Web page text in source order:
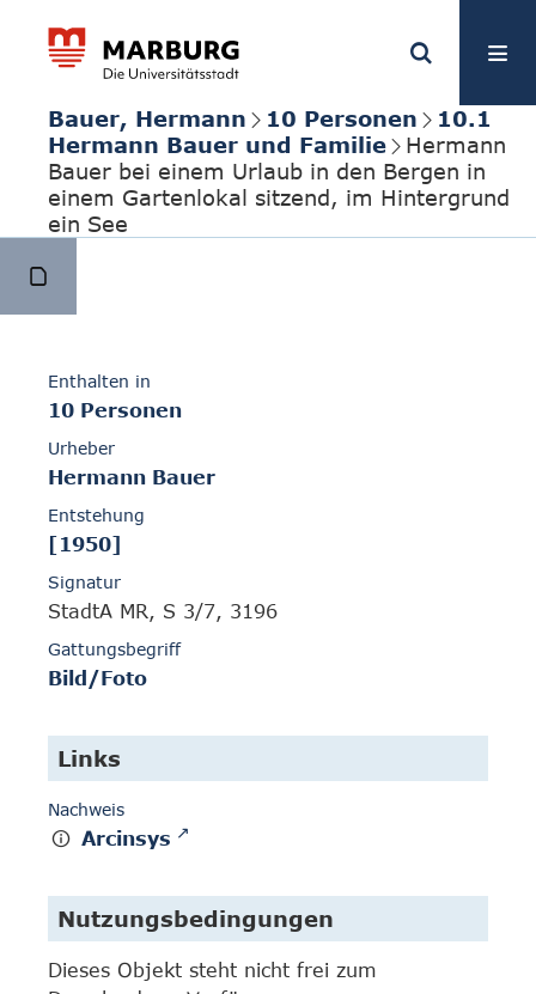
Bauer, Hermann 10 Personen
10.1
Hermann Bauer und Familie
Hermann
Bauer bei einem Urlaub in den Bergen in
einem Gartenlokal sitzend, im Hintergrund
ein See
Enthalten in
10 Personen
Urheber
Hermann Bauer
Entstehung
[1950]
Signatur
StadtA MR, S 3/7, 3196
Gattungsbegriff
Bild/Foto
Links
Nachweis
Arcinsys
Nutzungsbedingungen
Dieses Objekt steht nicht frei zum